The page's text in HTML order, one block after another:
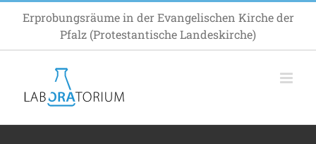
springen
Erprobungsräume in der Evangelischen Kirche der
Pfalz (Protestantische Landeskirche)